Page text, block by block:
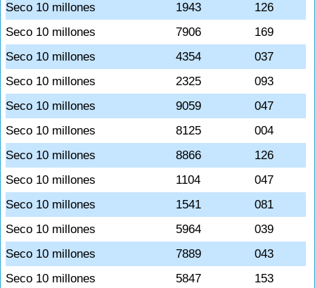
Seco 10 millones
1943
126
Seco 10 millones
7906
169
Seco 10 millones
4354
037
Seco 10 millones
2325
093
Seco 10 millones
9059
047
Seco 10 millones
8125
004
Seco 10 millones
8866
126
Seco 10 millones
1104
047
Seco 10 millones
1541
081
Seco 10 millones
5964
039
Seco 10 millones
7889
043
Seco 10 millones
5847
153